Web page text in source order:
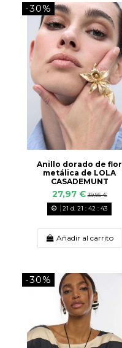
-30%
Anillo dorado de flor
metálica de LOLA
CASADEMUNT
27,97 € 39,95 €
21 d. 21 : 42 : 42
Añadir al carrito
-30%